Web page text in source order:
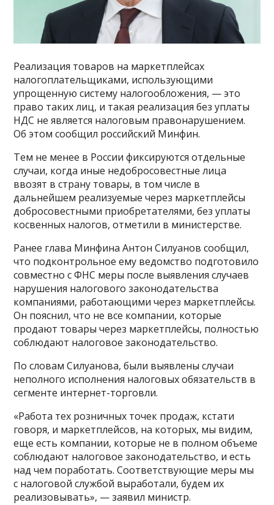
Реализация товаров на маркетплейсах
налогоплательщиками, использующими
упрощенную систему налогообложения, — это
право таких лиц, и такая реализация без уплаты
НДС не является налоговым правонарушением.
Об этом сообщил российский Минфин.
Тем не менее в России фиксируются отдельные
случаи, когда иные недобросовестные лица
ввозят в страну товары, в том числе в
дальнейшем реализуемые через маркетплейсы
добросовестными приобретателями, без уплаты
косвенных налогов, отметили в министерстве.
Ранее глава Минфина Антон Силуанов сообщил,
что подконтрольное ему ведомство подготовило
совместно с ФНС меры после выявления случаев
нарушения налогового законодательства
компаниями, работающими через маркетплейсы.
Он пояснил, что не все компании, которые
продают товары через маркетплейсы, полностью
соблюдают налоговое законодательство.
По словам Силуанова, были выявлены случаи
неполного исполнения налоговых обязательств в
сегменте интернет-торговли.
«Работа тех розничных точек продаж, кстати
говоря, и маркетплейсов, на которых, мы видим,
еще есть компании, которые не в полном объеме
соблюдают налоговое законодательство, и есть
над чем поработать. Соответствующие меры мы
с налоговой службой выработали, будем их
реализовывать», — заявил министр.